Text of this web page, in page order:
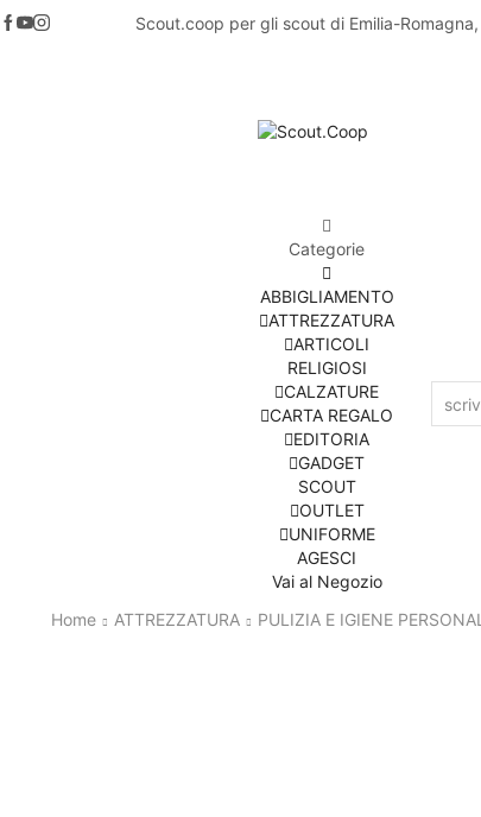
Scout.coop per gli scout di Emilia-
Categorie
ABBIGLIAMENTO
ATTREZZATURA
ARTICOLI
RELIGIOSI
CALZATURE
CARTA REGALO
EDITORIA
GADGET
SCOUT
OUTLET
UNIFORME
AGESCI
Vai al Negozio
Home
ATTREZZATURA PULIZIA E IGIENE